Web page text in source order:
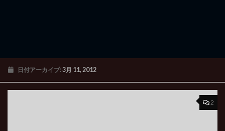
日付アーカイブ:3月 11, 2012
2